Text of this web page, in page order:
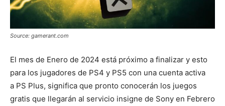
Source: gamerant.com
El mes de Enero de 2024 está próximo a finalizar y esto
para los jugadores de PS4 y PS5 con una cuenta activa
a PS Plus, significa que pronto conocerán los juegos
gratis que llegarán al servicio insigne de Sony en Febrero